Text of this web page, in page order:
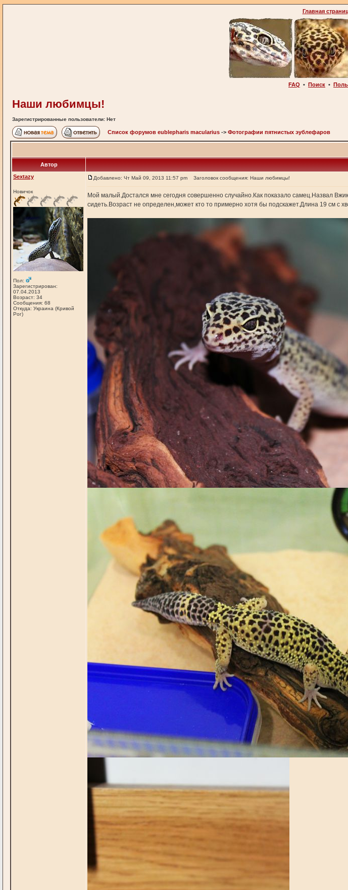
Главная
FAQ • Поиск •
Наши любимцы!
Зарегистрированные пользователи: Нет
Список форумов eublepharis macularius -> Фотографии пятнистых эублефаров
Автор
Sextazy
Новичок
Пол:
Зарегистрирован:
07.04.2013
Возраст: 34
Сообщения: 68
Откуда: Украина (Кривой
Рог)
Добавлено: Чт Май 09, 2013 11:57 pm Заголовок сообщения: Наши любимцы!
Мой малый.Достался мне сегодня совершенно случайно.Как показало самец.Назвал
сидеть.Возраст не определен,может кто то примерно хотя бы подскажет.Длина 19 см с